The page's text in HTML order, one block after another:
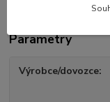
Parametry
Výrobce/dovozce